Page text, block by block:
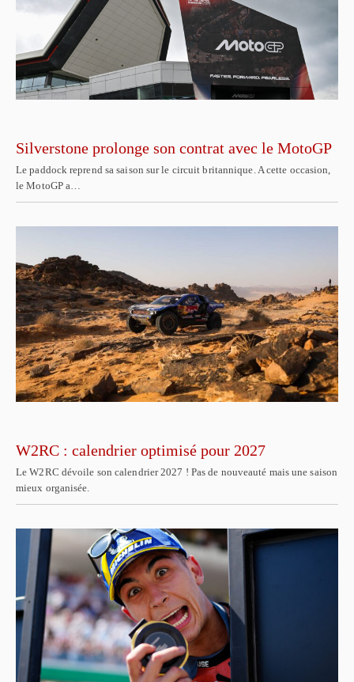
Silverstone prolonge son contrat avec le MotoGP
Le paddock reprend sa saison sur le circuit britannique. A cette occasion,
le MotoGP a…
W2RC : calendrier optimisé pour 2027
Le W2RC dévoile son calendrier 2027 ! Pas de nouveauté mais une saison
mieux organisée.